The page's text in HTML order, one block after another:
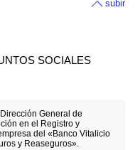
subir
SOCIALES
General de
en el Registro y
del «Banco Vitalicio
y Reaseguros».